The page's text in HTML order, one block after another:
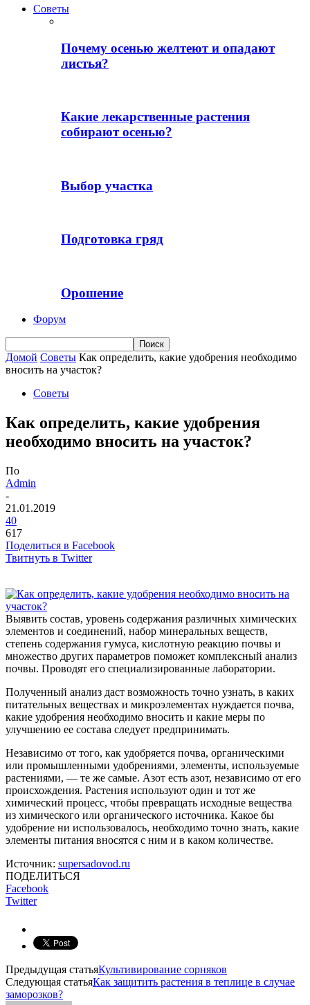
Советы
Почему осенью желтеют и опадают
листья?
Какие лекарственные растения
собирают осенью?
Выбор участка
Подготовка гряд
Орошение
Форум
Домой Советы Как определить, какие удобрения необходимо
вносить на участок?
Советы
Как определить, какие удобрения
необходимо вносить на участок?
По
Admin
-
21.01.2019
40
617
Поделиться в Facebook
Твитнуть в Twitter
Выявить состав, уровень содержания различных химических
элементов и соединений, набор минеральных веществ,
степень содержания гумуса, кислотную реакцию почвы и
множество других параметров поможет комплексный анализ
почвы. Проводят его специализированные лаборатории.
Полученный анализ даст возможность точно узнать, в каких
питательных веществах и микроэлементах нуждается почва,
какие удобрения необходимо вносить и какие меры по
улучшению ее состава следует предпринимать.
Независимо от того, как удобряется почва, органическими
или промышленными удобрениями, элементы, используемые
растениями, — те же самые. Азот есть азот, независимо от его
происхождения. Растения используют один и тот же
химический процесс, чтобы превращать исходные вещества
из химического или органического источника. Какое бы
удобрение ни использовалось, необходимо точно знать, какие
элементы питания вносятся с ним и в каком количестве.
Источник: supersadovod.ru
ПОДЕЛИТЬСЯ
Facebook
Twitter
Предыдущая статьяКультивирование сорняков
Следующая статьяКак защитить растения в теплице в случае
заморозков?